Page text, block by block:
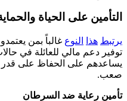
التأمين على الحياة
يرتبط هذا النوع غالباً بمن
توفير دعم مالي للعائلة في
يساعدهم على الحفاظ على قدر
صعب.
تأمين رعاية ضد السرطان